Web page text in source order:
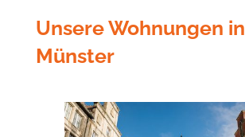
Unsere Wohnungen in
Münster